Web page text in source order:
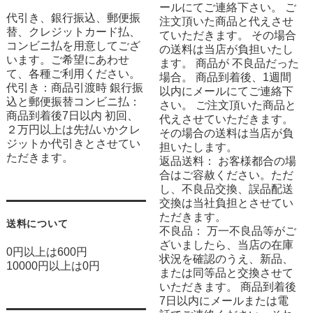
代引き、銀行振込、郵便振
替、クレジットカード払、
コンビニ払を用意してござ
います。ご希望にあわせ
て、各種ご利用ください。
代引き：商品引渡時 銀行振
込と郵便振替コンビニ払：
商品到着後7日以内 初回、
２万円以上は先払いかクレ
ジットか代引きとさせてい
ただきます。
送料について
0円以上は600円
10000円以上は0円
ールにてご連絡下さい。 ご
注文頂いた商品と代えさせ
ていただきます。 その場合
の送料は当店が負担いたし
ます。 商品が 不良品だった
場合。 商品到着後、1週間
以内にメールにてご連絡下
さい。 ご注文頂いた商品と
代えさせていただきます。
その場合の送料は当店が負
担いたします。
返品送料： お客様都合の場
合はご容赦ください。ただ
し、不良品交換、誤品配送
交換は当社負担とさせてい
ただきます。
不良品： 万一不良品等がご
ざいましたら、当店の在庫
状況を確認のうえ、新品、
または同等品と交換させて
いただきます。 商品到着後
7日以内にメールまたは電